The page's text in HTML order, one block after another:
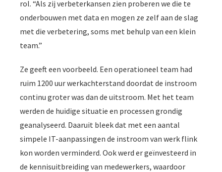
rol. “Als zij verbeterkansen zien proberen we die te
onderbouwen met data en mogen ze zelf aan de slag
met die verbetering, soms met behulp van een klein
team.”
Ze geeft een voorbeeld. Een operationeel team had
ruim 1200 uur werkachterstand doordat de instroom
continu groter was dan de uitstroom. Met het team
werden de huidige situatie en processen grondig
geanalyseerd. Daaruit bleek dat met een aantal
simpele IT-aanpassingen de instroom van werk flink
kon worden verminderd. Ook werd er geïnvesteerd in
de kennisuitbreiding van medewerkers, waardoor